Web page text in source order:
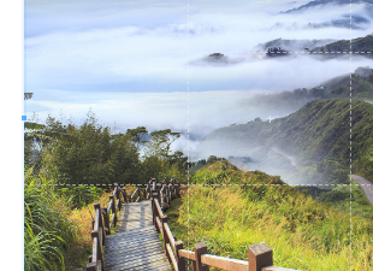
Hauteur
MATÉRIEL
SUPPLÉMENTAIRE
Il est